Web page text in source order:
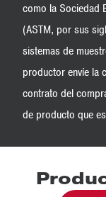
como la Sociedad
(ASTM, por sus
sistemas de
productor envíe la
contrato del
de producto que